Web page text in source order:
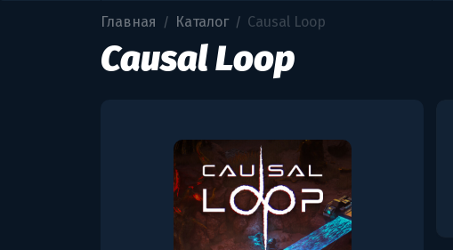
Главная / Каталог / Causal Loop
Causal Loop